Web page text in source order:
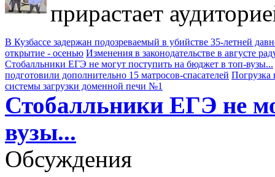
прирастает
В Кузбассе задержан подозреваемый в убийстве 35-летней
открытие - осенью Изменения в законодательстве в августе
Стобалльники ЕГЭ не могут поступить на бюджет в топ-вузы...
подготовили дополнительно 15 матросов-спасателей Погрузка
системы загрузки доменной печи №1
Стобалльники ЕГЭ не
вузы...
Обсуждения